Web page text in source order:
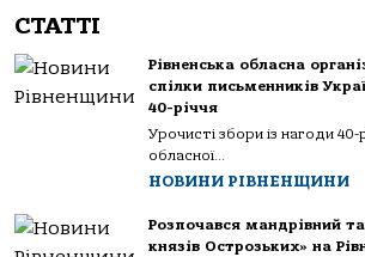
СТАТТІ
Рівненська обласна
спілки письменників
40-річчя
Урочисті збори із нагоди 40-
обласної...
НОВИНИ РІВНЕНЩИНИ
Розпочався мандрівний
князів Острозьких» на